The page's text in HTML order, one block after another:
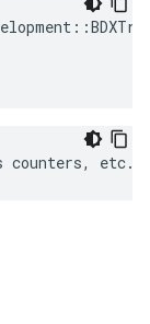
counters, etc.